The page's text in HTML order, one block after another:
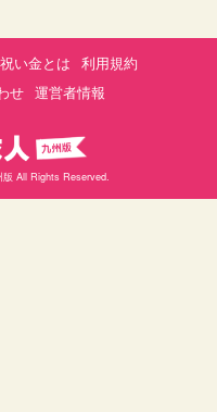
い金とは
利用規約
せ 運営者情報
All Rights Reserved.